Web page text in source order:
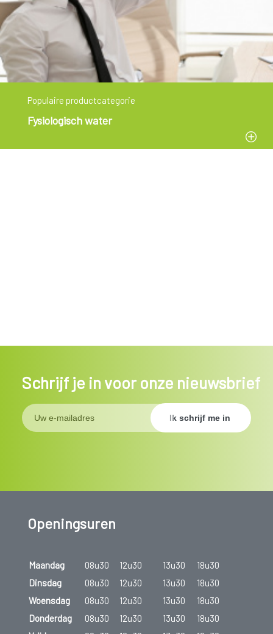
Populaire productcategorie
Fysiologisch water
Schrijf je in voor onze nieuwsbrief
Openingsuren
Maandag 08u30 12u30 13u30
18u30
Dinsdag
08u30 12u30 13u30
18u30
Woensdag
08u30 12u30 13u30
18u30
Donderdag
08u30 12u30 13u30
18u30